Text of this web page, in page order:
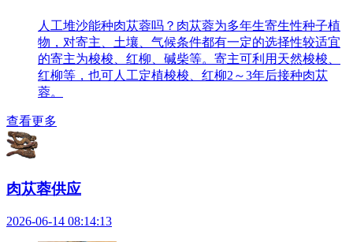
人工堆沙能种肉苁蓉吗？肉苁蓉为多年生寄生性种子植
物，对寄主、土壤、气候条件都有一定的选择性较适宜
的寄主为梭梭、红柳、碱柴等。寄主可利用天然梭梭、
红柳等，也可人工定植梭梭、红柳2～3年后接种肉苁
蓉。
查看更多
肉苁蓉供应
2026-06-14 08:14:13